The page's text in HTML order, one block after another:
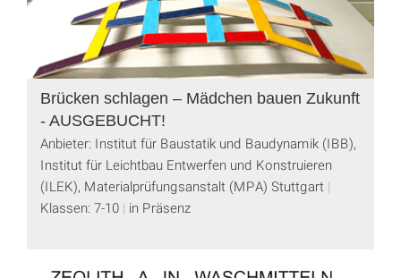
Brücken schlagen – Mädchen bauen Zukunft
- AUSGEBUCHT!
Anbieter: Institut für Baustatik und Baudynamik (IBB),
Institut für Leichtbau Entwerfen und Konstruieren
(ILEK), Materialprüfungsanstalt (MPA) Stuttgart
Klassen: 7-10 in Präsenz